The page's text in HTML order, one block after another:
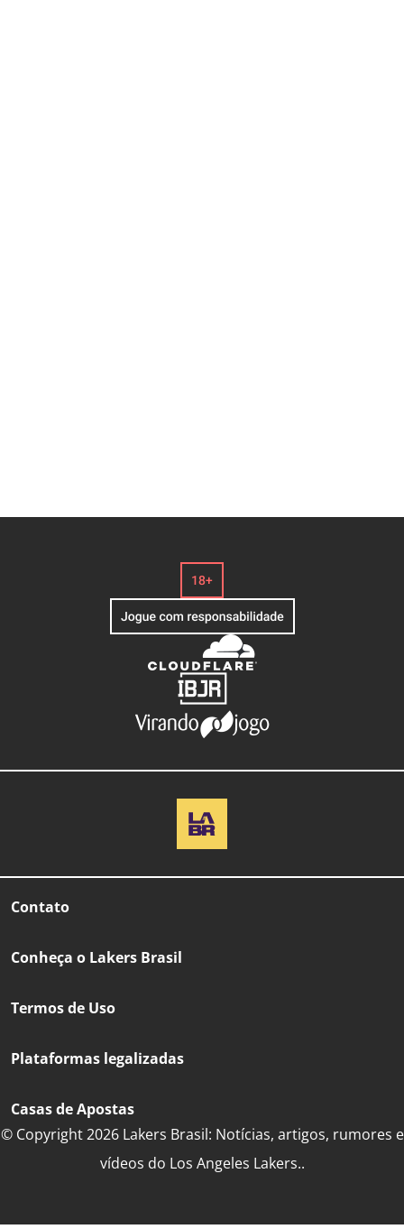
Contato
Conheça o Lakers Brasil
Termos de Uso
Plataformas legalizadas
Casas de Apostas
© Copyright 2026 Lakers Brasil: Notícias, artigos, rumores e
vídeos do Los Angeles Lakers..